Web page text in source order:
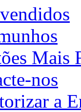
Mais
nos
a